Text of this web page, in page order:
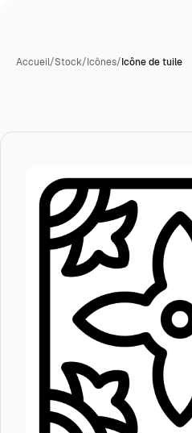
Accueil/Stock/Icônes/Icône de tuile